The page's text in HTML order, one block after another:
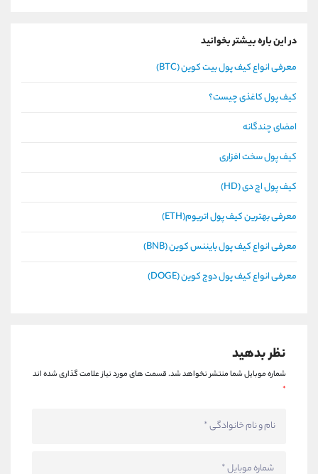
در این باره بیشتر بخوانید
معرفی انواع کیف پول بیت کوین (BTC)
کیف پول کاغذی چیست؟
امضای چندگانه
کیف پول سخت افزاری
کیف پول اچ دی (HD)
معرفی بهترین کیف پول اتریوم(ETH)
معرفی انواع کیف پول بایننس کوین (BNB)
معرفی انواع کیف پول دوج کوین (DOGE)
نظر بدهید
شماره موبایل شما منتشر نخواهد شد.قسمت های مورد نیاز علامت گذاری شده اند
*